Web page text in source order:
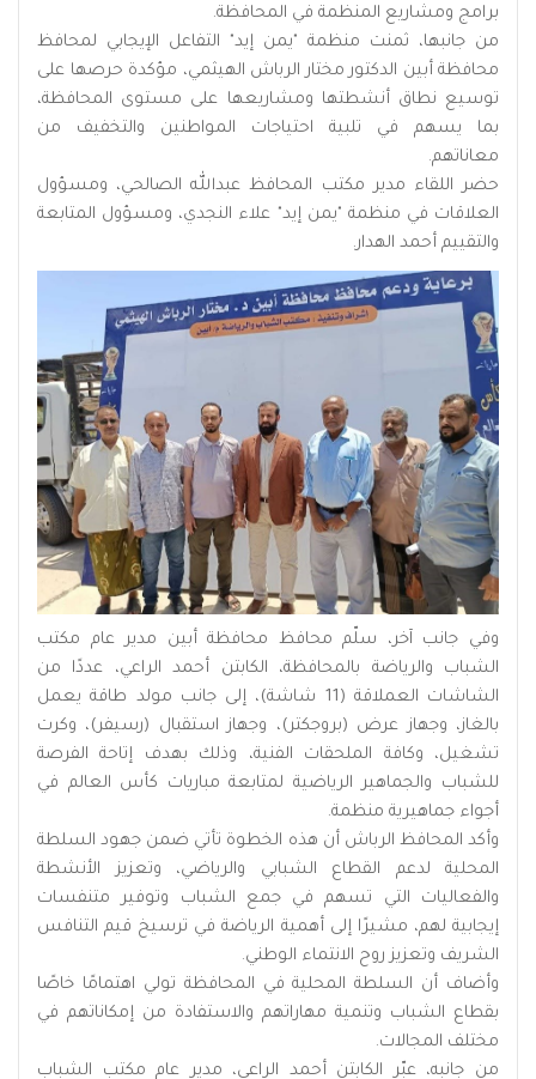
برامج ومشاريع المنظمة في المحافظة.
من جانبها، ثمنت منظمة "يمن إيد" التفاعل الإيجابي لمحافظ
محافظة أبين الدكتور مختار الرباش الهيثمي، مؤكدة حرصها على
توسيع نطاق أنشطتها ومشاريعها على مستوى المحافظة،
بما يسهم في تلبية احتياجات المواطنين والتخفيف من
معاناتهم.
حضر اللقاء مدير مكتب المحافظ عبدالله الصالحي، ومسؤول
العلاقات في منظمة "يمن إيد" علاء النجدي، ومسؤول المتابعة
والتقييم أحمد الهدار.
وفي جانب آخر، سلّم محافظ محافظة أبين مدير عام مكتب
الشباب والرياضة بالمحافظة، الكابتن أحمد الراعي، عددًا من
الشاشات العملاقة (11 شاشة)، إلى جانب مولد طاقة يعمل
بالغاز، وجهاز عرض (بروجكتر)، وجهاز استقبال (رسيفر)، وكرت
تشغيل، وكافة الملحقات الفنية، وذلك بهدف إتاحة الفرصة
للشباب والجماهير الرياضية لمتابعة مباريات كأس العالم في
أجواء جماهيرية منظمة.
وأكد المحافظ الرباش أن هذه الخطوة تأتي ضمن جهود السلطة
المحلية لدعم القطاع الشبابي والرياضي، وتعزيز الأنشطة
والفعاليات التي تسهم في جمع الشباب وتوفير متنفسات
إيجابية لهم، مشيرًا إلى أهمية الرياضة في ترسيخ قيم التنافس
الشريف وتعزيز روح الانتماء الوطني.
وأضاف أن السلطة المحلية في المحافظة تولي اهتمامًا خاصًا
بقطاع الشباب وتنمية مهاراتهم والاستفادة من إمكاناتهم في
مختلف المجالات.
من جانبه، عبّر الكابتن أحمد الراعي، مدير عام مكتب الشباب